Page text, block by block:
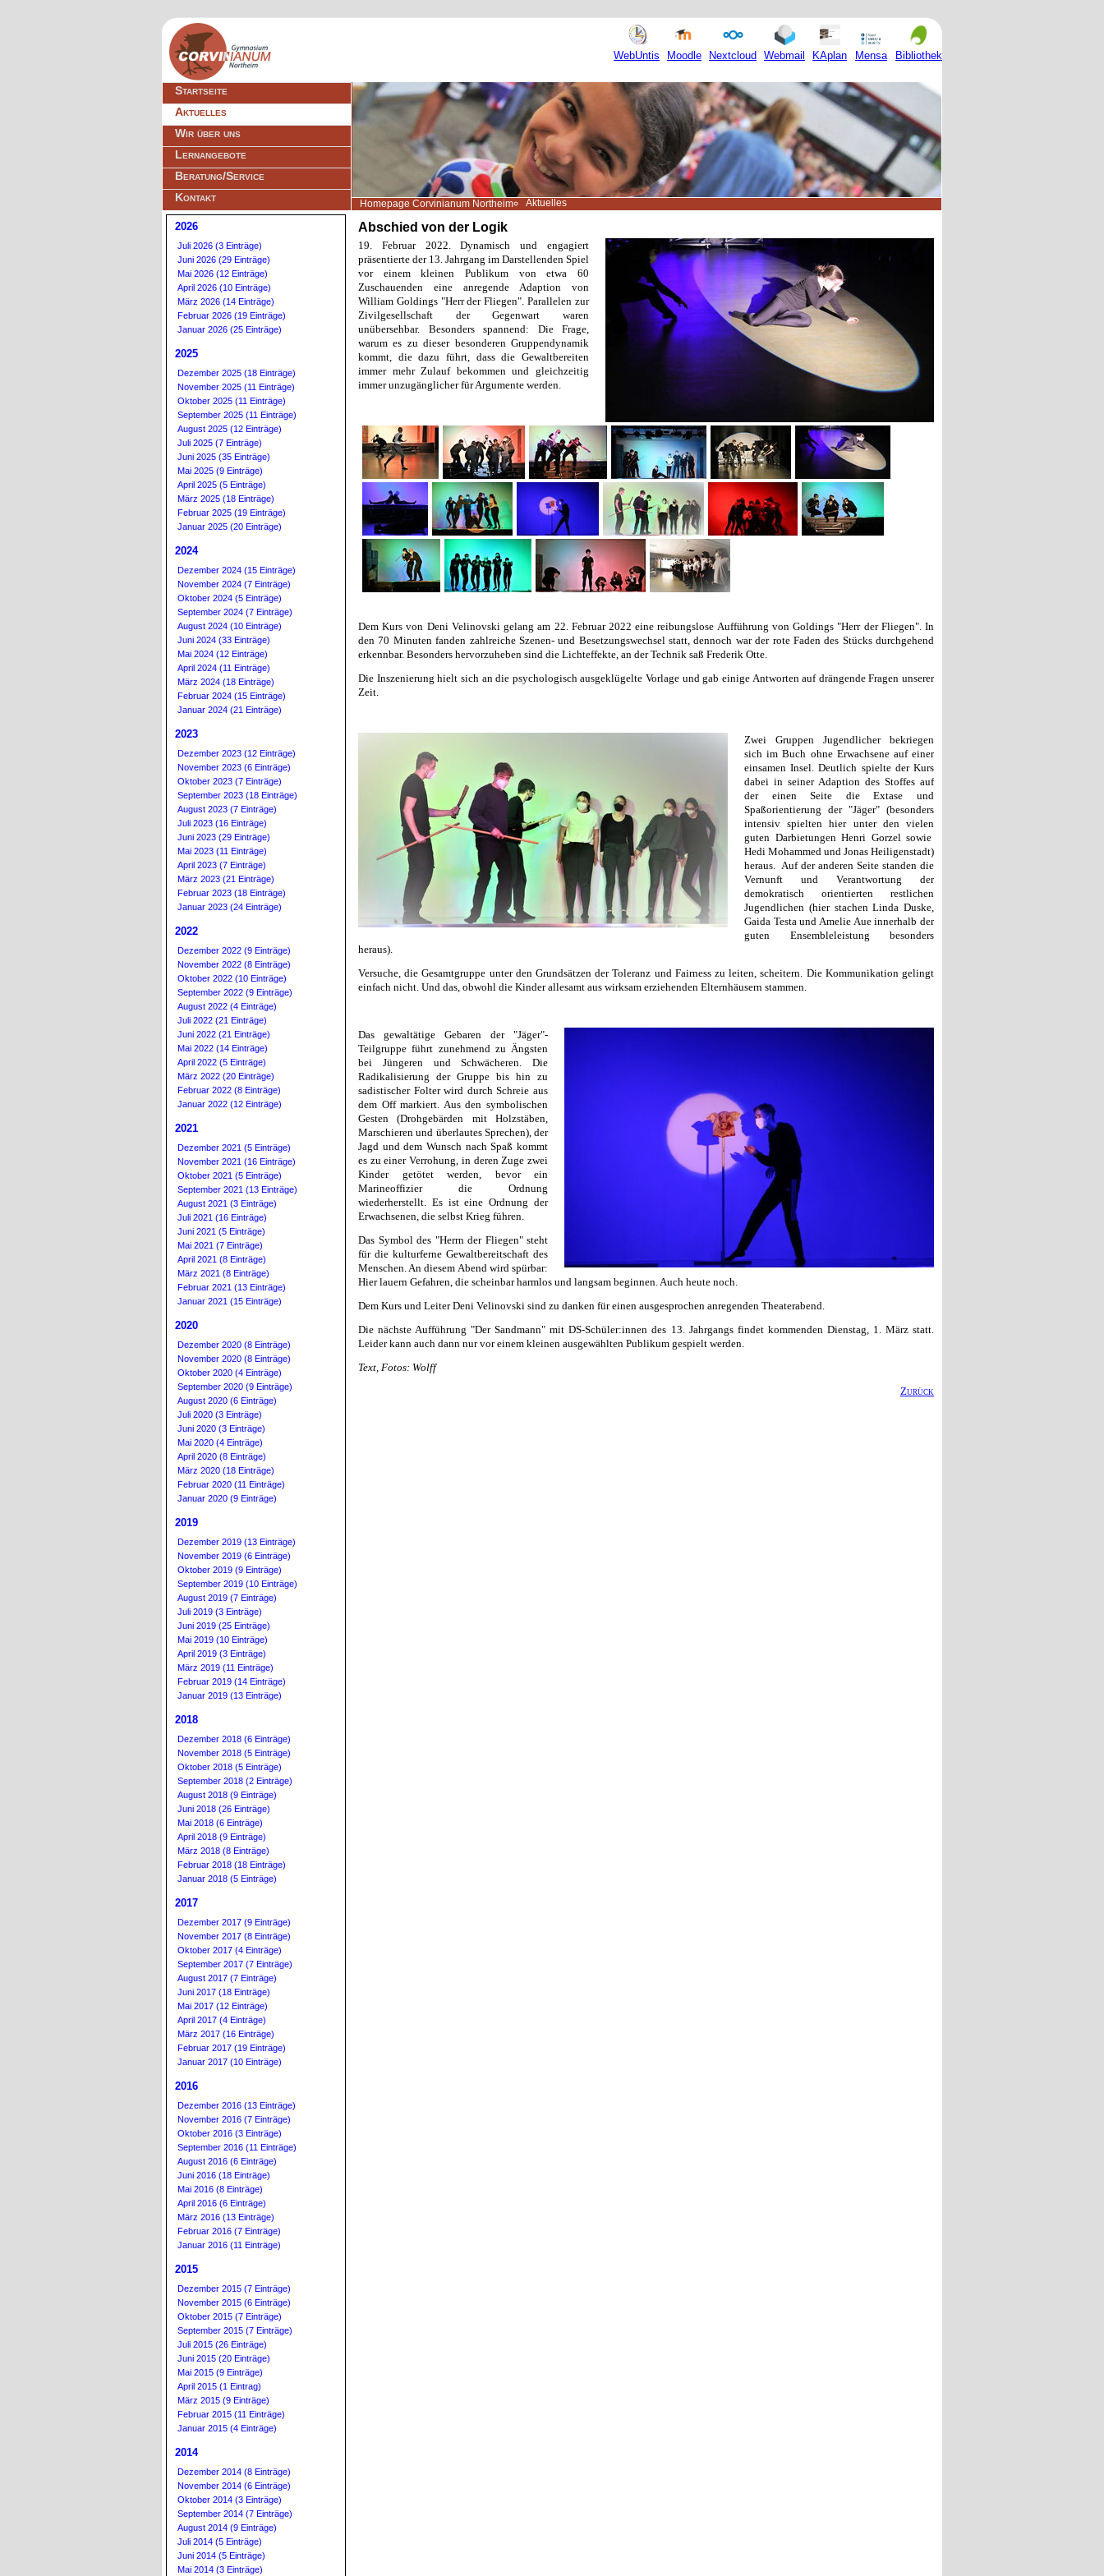
WebUntis Moodle Nextcloud Webmail KAplan Mensa Bibliothek
Navigation
überspringen
Startseite
Aktuelles
Wir über uns
Lernangebote
Beratung/Service
Kontakt
Homepage Corvinianum Northeim Aktuelles
Abschied von der Logik
19. Februar 2022. Dynamisch und engagiert
präsentierte der 13. Jahrgang im Darstellenden Spiel
vor einem kleinen Publikum von etwa 60
Zuschauenden eine anregende Adaption von
William Goldings "Herr der Fliegen". Parallelen zur
Zivilgesellschaft der Gegenwart waren
unübersehbar. Besonders spannend: Die Frage,
warum es zu dieser besonderen Gruppendynamik
kommt, die dazu führt, dass die Gewaltbereiten
immer mehr Zulauf bekommen und gleichzeitig
immer unzugänglicher für Argumente werden.
Dem Kurs von Deni Velinovski gelang am 22. Februar 2022 eine reibungslose Aufführung von Goldings "Herr der Fliegen". In
den 70 Minuten fanden zahlreiche Szenen- und Besetzungswechsel statt, dennoch war der rote Faden des Stücks durchgehend
erkennbar. Besonders hervorzuheben sind die Lichteffekte, an der Technik saß Frederik Otte.
Die Inszenierung hielt sich an die psychologisch ausgeklügelte Vorlage und gab einige Antworten auf drängende Fragen unserer
Zeit.
Zwei Gruppen Jugendlicher bekriegen
sich im Buch ohne Erwachsene auf einer
einsamen Insel. Deutlich spielte der Kurs
dabei in seiner Adaption des Stoffes auf
der einen Seite die Extase und
Spaßorientierung der "Jäger" (besonders
intensiv spielten hier unter den vielen
guten Darbietungen Henri Gorzel sowie
Hedi Mohammed und Jonas Heiligenstadt)
heraus. Auf der anderen Seite standen die
Vernunft und Verantwortung der
demokratisch orientierten restlichen
Jugendlichen (hier stachen Linda Duske,
Gaida Testa und Amelie Aue innerhalb der
guten Ensembleleistung besonders
heraus).
Versuche, die Gesamtgruppe unter den Grundsätzen der Toleranz und Fairness zu leiten, scheitern. Die Kommunikation gelingt
einfach nicht. Und das, obwohl die Kinder allesamt aus wirksam erziehenden Elternhäusern stammen.
Das gewaltätige Gebaren der "Jäger"-
Teilgruppe führt zunehmend zu Ängsten
bei Jüngeren und Schwächeren. Die
Radikalisierung der Gruppe bis hin zu
sadistischer Folter wird durch Schreie aus
dem Off markiert. Aus den symbolischen
Gesten (Drohgebärden mit Holzstäben,
Marschieren und überlautes Sprechen), der
Jagd und dem Wunsch nach Spaß kommt
es zu einer Verrohung, in deren Zuge zwei
Kinder getötet werden, bevor ein
Marineoffizier die Ordnung
wiederherstellt. Es ist eine Ordnung der
Erwachsenen, die selbst Krieg führen.
Das Symbol des "Herrn der Fliegen" steht
für die kulturferne Gewaltbereitschaft des
Menschen. An diesem Abend wird spürbar:
Hier lauern Gefahren, die scheinbar harmlos und langsam beginnen. Auch heute noch.
Dem Kurs und Leiter Deni Velinovski sind zu danken für einen ausgesprochen anregenden Theaterabend.
Die nächste Aufführung "Der Sandmann" mit DS-Schüler:innen des 13. Jahrgangs findet kommenden Dienstag, 1. März statt.
Leider kann auch dann nur vor einem kleinen ausgewählten Publikum gespielt werden.
Text, Fotos: Wolff
Zurück
2026
Juli 2026 (3 Einträge)
Juni 2026 (29 Einträge)
Mai 2026 (12 Einträge)
April 2026 (10 Einträge)
März 2026 (14 Einträge)
Februar 2026 (19 Einträge)
Januar 2026 (25 Einträge)
2025
Dezember 2025 (18 Einträge)
November 2025 (11 Einträge)
Oktober 2025 (11 Einträge)
September 2025 (11 Einträge)
August 2025 (12 Einträge)
Juli 2025 (7 Einträge)
Juni 2025 (35 Einträge)
Mai 2025 (9 Einträge)
April 2025 (5 Einträge)
März 2025 (18 Einträge)
Februar 2025 (19 Einträge)
Januar 2025 (20 Einträge)
2024
Dezember 2024 (15 Einträge)
November 2024 (7 Einträge)
Oktober 2024 (5 Einträge)
September 2024 (7 Einträge)
August 2024 (10 Einträge)
Juni 2024 (33 Einträge)
Mai 2024 (12 Einträge)
April 2024 (11 Einträge)
März 2024 (18 Einträge)
Februar 2024 (15 Einträge)
Januar 2024 (21 Einträge)
2023
Dezember 2023 (12 Einträge)
November 2023 (6 Einträge)
Oktober 2023 (7 Einträge)
September 2023 (18 Einträge)
August 2023 (7 Einträge)
Juli 2023 (16 Einträge)
Juni 2023 (29 Einträge)
Mai 2023 (11 Einträge)
April 2023 (7 Einträge)
März 2023 (21 Einträge)
Februar 2023 (18 Einträge)
Januar 2023 (24 Einträge)
2022
Dezember 2022 (9 Einträge)
November 2022 (8 Einträge)
Oktober 2022 (10 Einträge)
September 2022 (9 Einträge)
August 2022 (4 Einträge)
Juli 2022 (21 Einträge)
Juni 2022 (21 Einträge)
Mai 2022 (14 Einträge)
April 2022 (5 Einträge)
März 2022 (20 Einträge)
Februar 2022 (8 Einträge)
Januar 2022 (12 Einträge)
2021
Dezember 2021 (5 Einträge)
November 2021 (16 Einträge)
Oktober 2021 (5 Einträge)
September 2021 (13 Einträge)
August 2021 (3 Einträge)
Juli 2021 (16 Einträge)
Juni 2021 (5 Einträge)
Mai 2021 (7 Einträge)
April 2021 (8 Einträge)
März 2021 (8 Einträge)
Februar 2021 (13 Einträge)
Januar 2021 (15 Einträge)
2020
Dezember 2020 (8 Einträge)
November 2020 (8 Einträge)
Oktober 2020 (4 Einträge)
September 2020 (9 Einträge)
August 2020 (6 Einträge)
Juli 2020 (3 Einträge)
Juni 2020 (3 Einträge)
Mai 2020 (4 Einträge)
April 2020 (8 Einträge)
März 2020 (18 Einträge)
Februar 2020 (11 Einträge)
Januar 2020 (9 Einträge)
2019
Dezember 2019 (13 Einträge)
November 2019 (6 Einträge)
Oktober 2019 (9 Einträge)
September 2019 (10 Einträge)
August 2019 (7 Einträge)
Juli 2019 (3 Einträge)
Juni 2019 (25 Einträge)
Mai 2019 (10 Einträge)
April 2019 (3 Einträge)
März 2019 (11 Einträge)
Februar 2019 (14 Einträge)
Januar 2019 (13 Einträge)
2018
Dezember 2018 (6 Einträge)
November 2018 (5 Einträge)
Oktober 2018 (5 Einträge)
September 2018 (2 Einträge)
August 2018 (9 Einträge)
Juni 2018 (26 Einträge)
Mai 2018 (6 Einträge)
April 2018 (9 Einträge)
März 2018 (8 Einträge)
Februar 2018 (18 Einträge)
Januar 2018 (5 Einträge)
2017
Dezember 2017 (9 Einträge)
November 2017 (8 Einträge)
Oktober 2017 (4 Einträge)
September 2017 (7 Einträge)
August 2017 (7 Einträge)
Juni 2017 (18 Einträge)
Mai 2017 (12 Einträge)
April 2017 (4 Einträge)
März 2017 (16 Einträge)
Februar 2017 (19 Einträge)
Januar 2017 (10 Einträge)
2016
Dezember 2016 (13 Einträge)
November 2016 (7 Einträge)
Oktober 2016 (3 Einträge)
September 2016 (11 Einträge)
August 2016 (6 Einträge)
Juni 2016 (18 Einträge)
Mai 2016 (8 Einträge)
April 2016 (6 Einträge)
März 2016 (13 Einträge)
Februar 2016 (7 Einträge)
Januar 2016 (11 Einträge)
2015
Dezember 2015 (7 Einträge)
November 2015 (6 Einträge)
Oktober 2015 (7 Einträge)
September 2015 (7 Einträge)
Juli 2015 (26 Einträge)
Juni 2015 (20 Einträge)
Mai 2015 (9 Einträge)
April 2015 (1 Eintrag)
März 2015 (9 Einträge)
Februar 2015 (11 Einträge)
Januar 2015 (4 Einträge)
2014
Dezember 2014 (8 Einträge)
November 2014 (6 Einträge)
Oktober 2014 (3 Einträge)
September 2014 (7 Einträge)
August 2014 (9 Einträge)
Juli 2014 (5 Einträge)
Juni 2014 (5 Einträge)
Mai 2014 (3 Einträge)